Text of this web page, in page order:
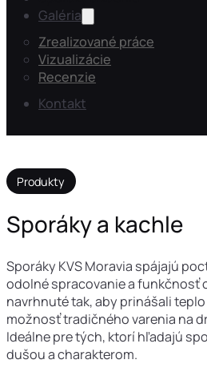
Galéria
Zrealizované práce
Vizualizácie
Recenzie
Kontakt
Produkty
Sporáky a kachle
Sporáky KVS Moravia spájajú
odolné spracovanie a funkčnosť
navrhnuté tak, aby prinášali
možnosť tradičného varenia na
Ideálne pre tých, ktorí hľadajú
dušou a charakterom.